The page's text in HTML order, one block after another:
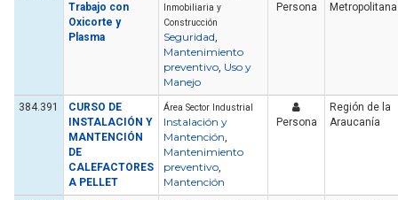
Trabajo con
Oxicorte y
Plasma
Inmobiliaria y
Construcción
Seguridad,
Mantenimiento
preventivo, Uso y
Manejo
Persona
Metropolitana
384.391
CURSO DE
INSTALACIÓN Y
MANTENCIÓN
DE
CALEFACTORES
A PELLET
Área Sector Industrial
Instalación y
Mantención,
Mantenimiento
preventivo,
Mantención
Persona
Región de la
Araucanía